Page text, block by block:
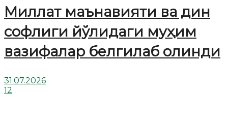
Миллат маънавияти ва дин
софлиги йўлидаги муҳим
вазифалар белгилаб олинди
31.07.2026
12